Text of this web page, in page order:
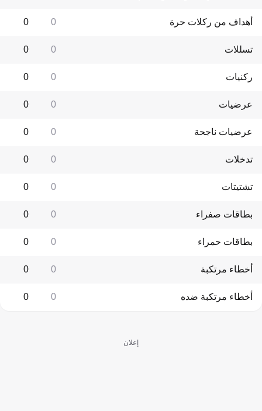
أهداف من ركلات حرة 0
0
تسللات 0
0
ركنيات 0
0
عرضيات 0
0
عرضيات ناجحة 0
0
تدخلات 0
0
تشتيتات 0
0
بطاقات صفراء 0
0
بطاقات حمراء 0
0
أخطاء مرتكبة 0
0
أخطاء مرتكبة ضده 0
0
إعلان